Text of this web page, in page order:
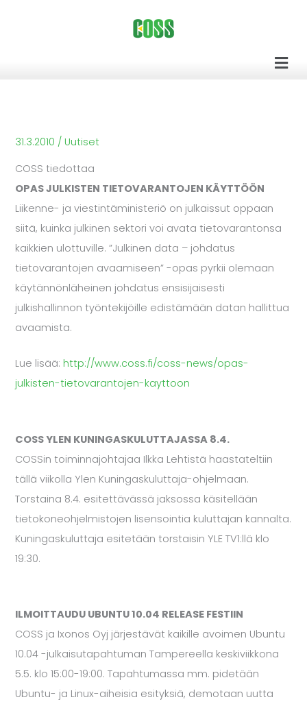
31.3.2010 / Uutiset
COSS tiedottaa
OPAS JULKISTEN TIETOVARANTOJEN KÄYTTÖÖN
Liikenne- ja viestintäministeriö on julkaissut oppaan
siitä, kuinka julkinen sektori voi avata tietovarantonsa
kaikkien ulottuville. ”Julkinen data – johdatus
tietovarantojen avaamiseen” -opas pyrkii olemaan
käytännönläheinen johdatus ensisijaisesti
julkishallinnon työntekijöille edistämään datan hallittua
avaamista.
Lue lisää: http://www.coss.fi/coss-news/opas-
julkisten-tietovarantojen-kayttoon
COSS YLEN KUNINGASKULUTTAJASSA 8.4.
COSSin toiminnajohtajaa Ilkka Lehtistä haastateltiin
tällä viikolla Ylen Kuningaskuluttaja-ohjelmaan.
Torstaina 8.4. esitettävässä jaksossa käsitellään
tietokoneohjelmistojen lisensointia kuluttajan kannalta.
Kuningaskuluttaja esitetään torstaisin YLE TV1:llä klo
19:30.
ILMOITTAUDU UBUNTU 10.04 RELEASE FESTIIN
COSS ja Ixonos Oyj järjestävät kaikille avoimen Ubuntu
10.04 -julkaisutapahtuman Tampereella keskiviikkona
5.5. klo 15:00-19:00. Tapahtumassa mm. pidetään
Ubuntu- ja Linux-aiheisia esityksiä, demotaan uutta